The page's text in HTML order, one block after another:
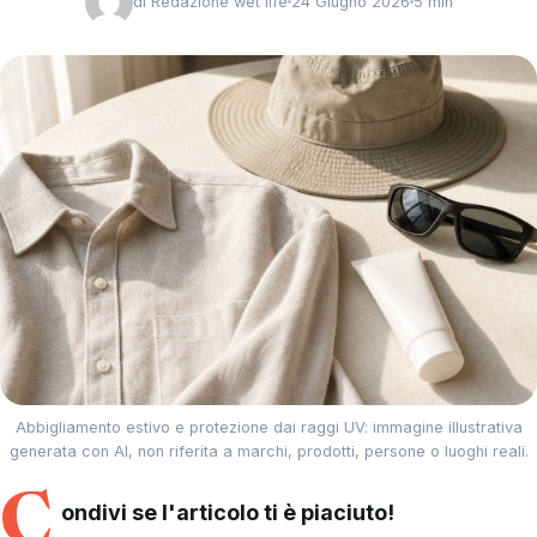
Abbigliamento estivo e protezione dai raggi UV: immagine illustrativa
generata con AI, non riferita a marchi, prodotti, persone o luoghi reali.
ondivi se l'articolo ti è piaciuto!